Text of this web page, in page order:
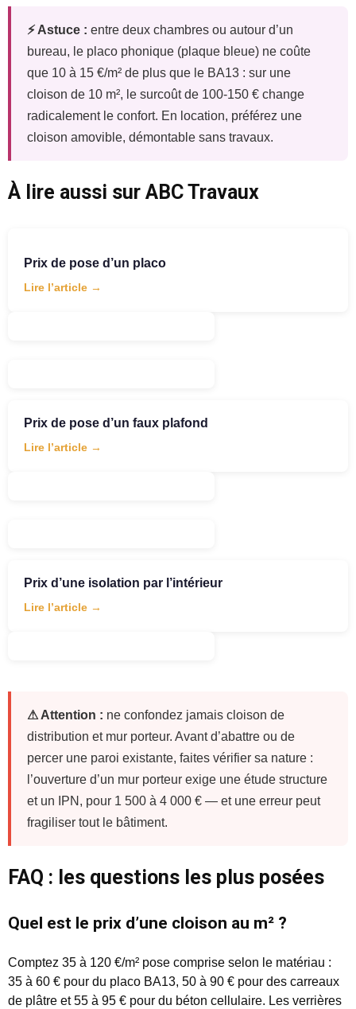
⚡ Astuce : entre deux chambres ou autour d’un
bureau, le placo phonique (plaque bleue) ne coûte
que 10 à 15 €/m² de plus que le BA13 : sur une
cloison de 10 m², le surcoût de 100-150 € change
radicalement le confort. En location, préférez une
cloison amovible, démontable sans travaux.
À lire aussi sur ABC Travaux
Prix de pose d’un placo
Lire l’article →
Prix de pose d’un faux plafond
Lire l’article →
Prix d’une isolation par l’intérieur
Lire l’article →
⚠ Attention : ne confondez jamais cloison de
distribution et mur porteur. Avant d’abattre ou de
percer une paroi existante, faites vérifier sa nature :
l’ouverture d’un mur porteur exige une étude structure
et un IPN, pour 1 500 à 4 000 € — et une erreur peut
fragiliser tout le bâtiment.
FAQ : les questions les plus posées
Quel est le prix d’une cloison au m² ?
Comptez 35 à 120 €/m² pose comprise selon le matériau :
35 à 60 € pour du placo BA13, 50 à 90 € pour des carreaux
de plâtre et 55 à 95 € pour du béton cellulaire. Les verrières